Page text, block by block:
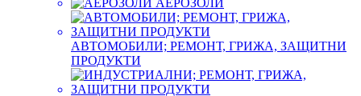
АЕРОЗОЛИ
АВТОМОБИЛИ; РЕМОНТ, ГРИЖА, ЗАЩИТНИ
ПРОДУКТИ